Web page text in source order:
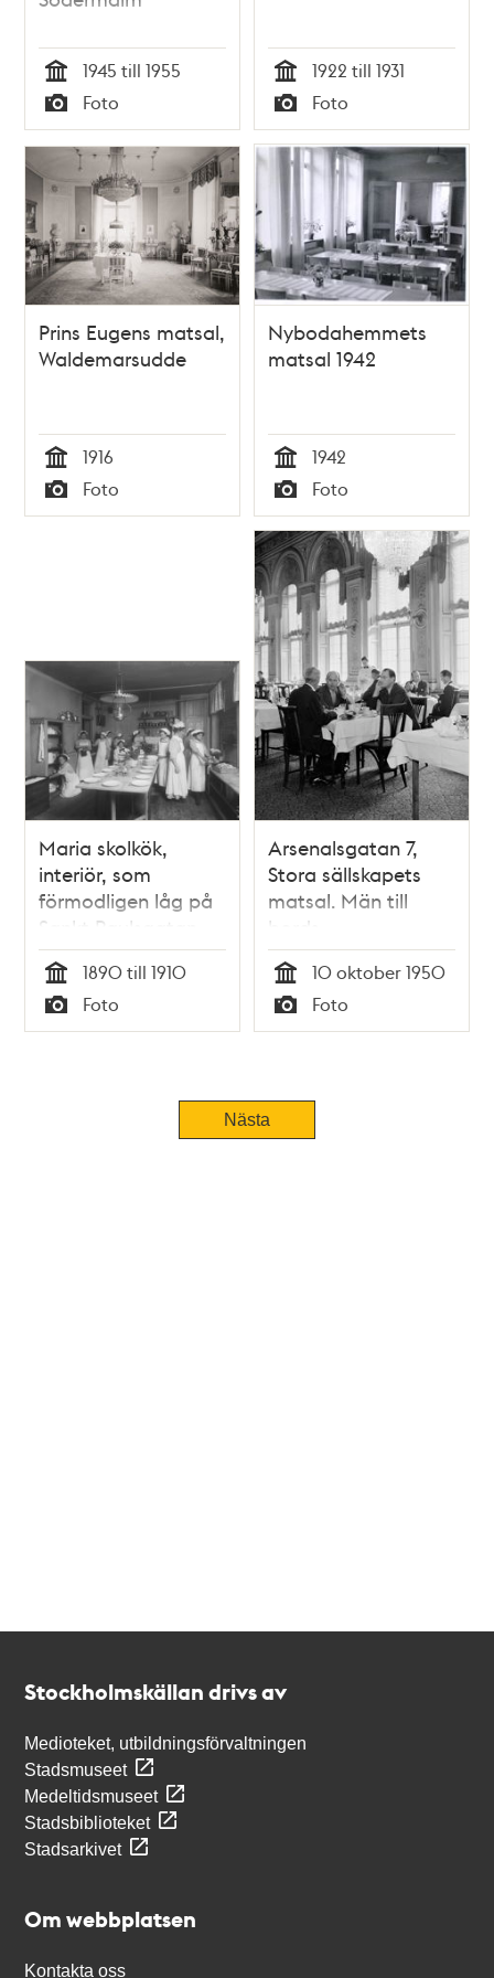
Tid
1945 till 1955
Typ
Foto Tid
1922 till 1931
Typ
Foto
Prins Eugens matsal,
Waldemarsudde
Tid
1916
Typ
Foto
Nybodahemmets
matsal 1942
Tid
1942
Typ
Foto
Maria skolkök,
interiör, som
förmodligen låg på
Sankt Paulsgatan
39, kvarteret Gripen
Tid
1890 till 1910
Typ
Foto
Arsenalsgatan 7,
Stora sällskapets
matsal. Män till
bords
Tid
10 oktober 1950
Typ
Foto
TidigareNästa
Stockholmskällan drivs av
Medioteket, utbildningsförvaltningen
Stadsmuseet
Medeltidsmuseet
Stadsbiblioteket
Stadsarkivet
Om webbplatsen
Kontakta oss